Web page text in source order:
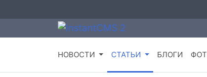
НОВОСТИ СТАТЬИ БЛОГИ